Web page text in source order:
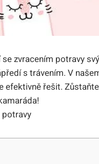
zvracením potravy
s trávením. V
řešit.